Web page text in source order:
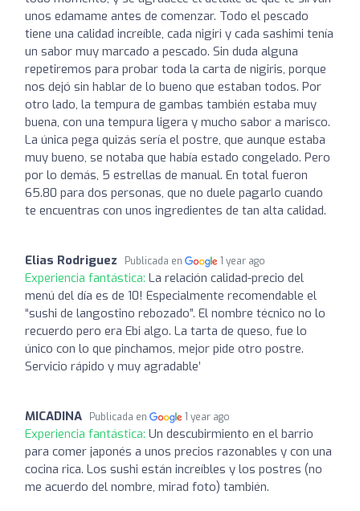
unos edamame antes de comenzar. Todo el pescado
tiene una calidad increíble, cada nigiri y cada sashimi tenía
un sabor muy marcado a pescado. Sin duda alguna
repetiremos para probar toda la carta de nigiris, porque
nos dejó sin hablar de lo bueno que estaban todos. Por
otro lado, la tempura de gambas también estaba muy
buena, con una tempura ligera y mucho sabor a marisco.
La única pega quizás sería el postre, que aunque estaba
muy bueno, se notaba que había estado congelado. Pero
por lo demás, 5 estrellas de manual. En total fueron
65.80 para dos personas, que no duele pagarlo cuando
te encuentras con unos ingredientes de tan alta calidad.
Elias Rodriguez Publicada en 1 year ago
Experiencia fantástica: La relación calidad-precio del
menú del día es de 10! Especialmente recomendable el
“sushi de langostino rebozado”. El nombre técnico no lo
recuerdo pero era Ebi algo. La tarta de queso, fue lo
único con lo que pinchamos, mejor pide otro postre.
Servicio rápido y muy agradable’
MICADINA Publicada en 1 year ago
Experiencia fantástica: Un descubirmiento en el barrio
para comer japonés a unos precios razonables y con una
cocina rica. Los sushi están increíbles y los postres (no
me acuerdo del nombre, mirad foto) también.